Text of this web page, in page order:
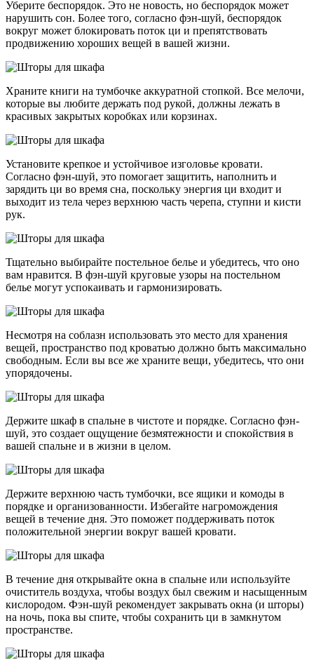
Уберите беспорядок. Это не новость, но беспорядок может
нарушить сон. Более того, согласно фэн-шуй, беспорядок
вокруг может блокировать поток ци и препятствовать
продвижению хороших вещей в вашей жизни.
Храните книги на тумбочке аккуратной стопкой. Все мелочи,
которые вы любите держать под рукой, должны лежать в
красивых закрытых коробках или корзинах.
Установите крепкое и устойчивое изголовье кровати.
Согласно фэн-шуй, это помогает защитить, наполнить и
зарядить ци во время сна, поскольку энергия ци входит и
выходит из тела через верхнюю часть черепа, ступни и кисти
рук.
Тщательно выбирайте постельное белье и убедитесь, что оно
вам нравится. В фэн-шуй круговые узоры на постельном
белье могут успокаивать и гармонизировать.
Несмотря на соблазн использовать это место для хранения
вещей, пространство под кроватью должно быть максимально
свободным. Если вы все же храните вещи, убедитесь, что они
упорядочены.
Держите шкаф в спальне в чистоте и порядке. Согласно фэн-
шуй, это создает ощущение безмятежности и спокойствия в
вашей спальне и в жизни в целом.
Держите верхнюю часть тумбочки, все ящики и комоды в
порядке и организованности. Избегайте нагромождения
вещей в течение дня. Это поможет поддерживать поток
положительной энергии вокруг вашей кровати.
В течение дня открывайте окна в спальне или используйте
очиститель воздуха, чтобы воздух был свежим и насыщенным
кислородом. Фэн-шуй рекомендует закрывать окна (и шторы)
на ночь, пока вы спите, чтобы сохранить ци в замкнутом
пространстве.